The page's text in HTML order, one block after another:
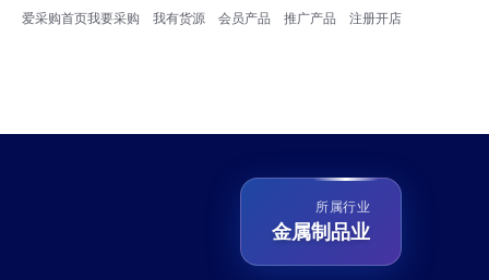
爱采购首页我要采购 我有货源 会员产品 推广产品 注册开店
所属行业
金属制品业